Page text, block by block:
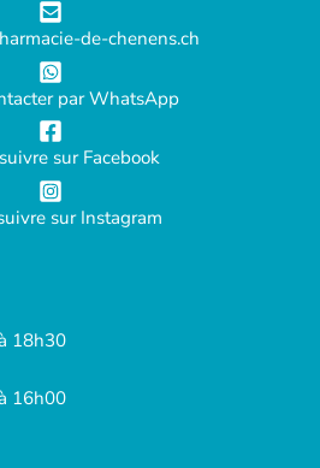
de-chenens.ch
par WhatsApp
sur Facebook
sur Instagram
18h30
16h00